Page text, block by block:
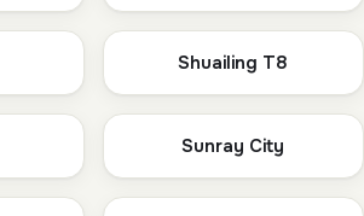
Shuailing T8
Sunray City